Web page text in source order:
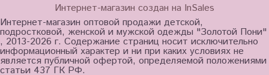
Интернет-магазин создан на InSales
Интернет-магазин оптовой продажи детской,
подростковой, женской и мужской одежды "Золотой Пони"
, 2013-2026 г. Содержание страниц носит исключительно
информационный характер и ни при каких условиях не
является публичной офертой, определяемой положениями
статьи 437 ГК РФ.